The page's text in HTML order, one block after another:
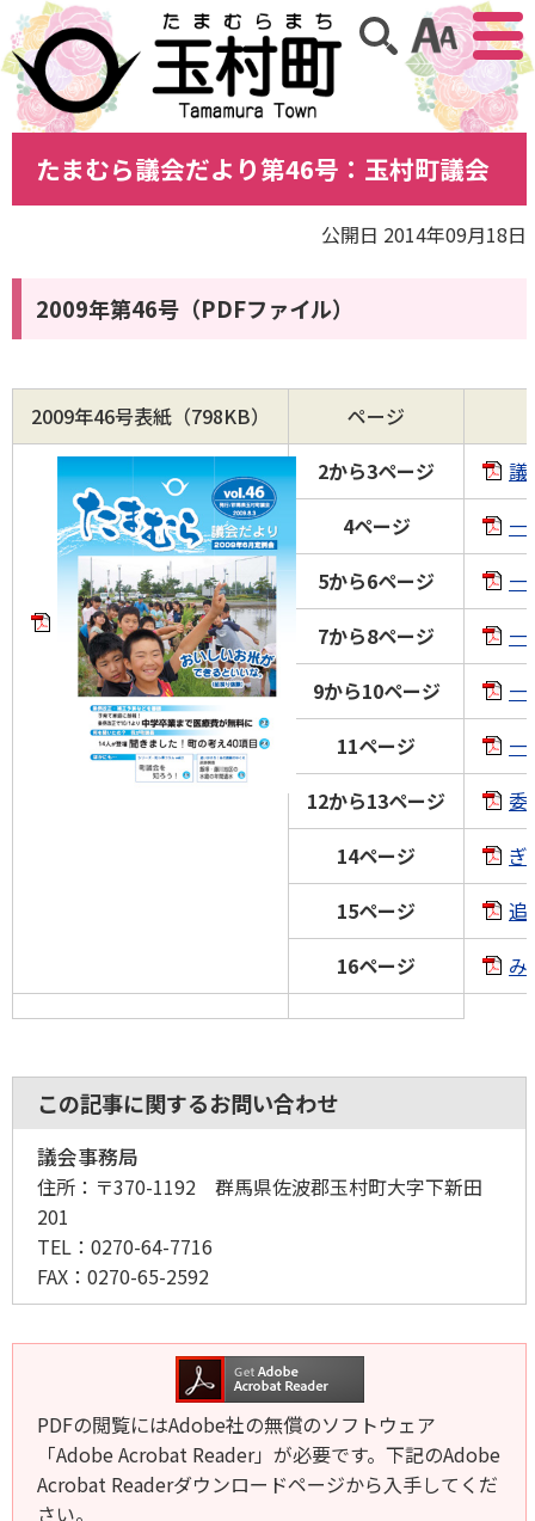
アクセ
サイト内検索
たまむら議会だより第46号：玉村町議会
公開日 2014年09月18日
2009年第46号（PDFファイル）
2009年46号表紙（798KB）
ページ
2から3ページ
議
4ページ
一
5から6ページ
一
7から8ページ
一
9から10ページ
一
11ページ
一
12から13ページ
委
14ページ
ぎ
15ページ
追
16ページ
み
この記事に関するお問い合わせ
議会事務局
住所： 〒370-1192 群馬県佐波郡玉村町大字下新田
201
TEL： 0270-64-7716
FAX： 0270-65-2592
PDFの閲覧にはAdobe社の無償のソフトウェア
「Adobe Acrobat Reader」が必要です。下記のAdobe
Acrobat Readerダウンロードページから入手してくだ
さい。